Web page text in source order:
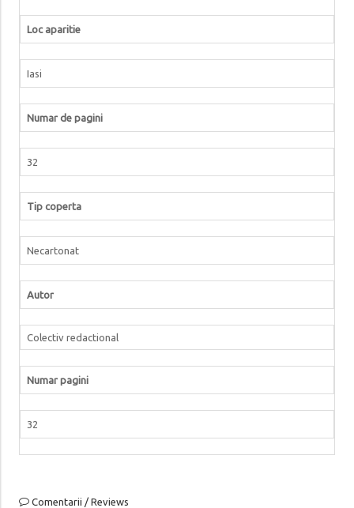
Loc aparitie
Iasi
Numar de pagini
32
Tip coperta
Necartonat
Autor
Colectiv redactional
Numar pagini
32
Comentarii / Reviews